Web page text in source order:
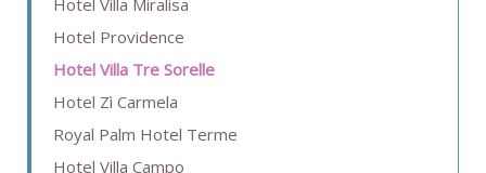
Hotel Villa Miralisa
Hotel Providence
Hotel Villa Tre Sorelle
Hotel Zì Carmela
Royal Palm Hotel Terme
Hotel Villa Campo